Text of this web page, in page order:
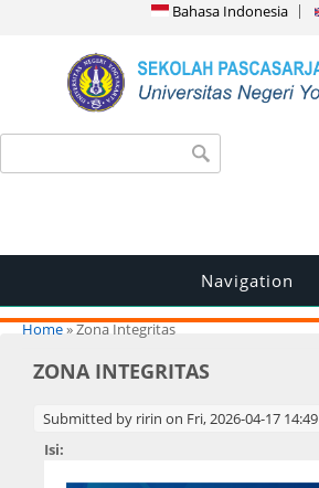
Bahasa Indonesia
Search form
Navigation
You are here
Home» Zona Integritas
ZONA INTEGRITAS
Submitted by ririn on Fri, 2026-04-17 14:49
Isi: